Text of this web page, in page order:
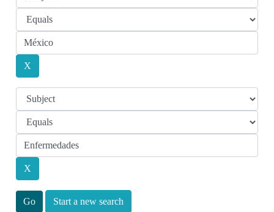
Start a new search